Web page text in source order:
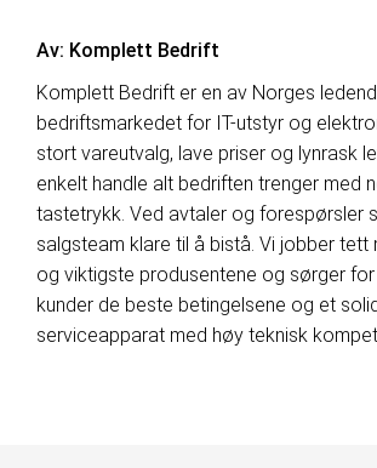
Av: Komplett Bedrift
Komplett Bedrift er en av Norges
bedriftsmarkedet for IT-utstyr og
stort vareutvalg, lave priser og lynrask
enkelt handle alt bedriften trenger med
tastetrykk. Ved avtaler og forespørsler
salgsteam klare til å bistå. Vi jobber tett
og viktigste produsentene og sørger
kunder de beste betingelsene og et
serviceapparat med høy teknisk